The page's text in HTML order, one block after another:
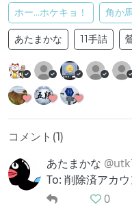
ホー…ホケキョ！ 角か
あたまかな 11手詰
コメント(1)
あたまかな
To: 削除済アカウ
0